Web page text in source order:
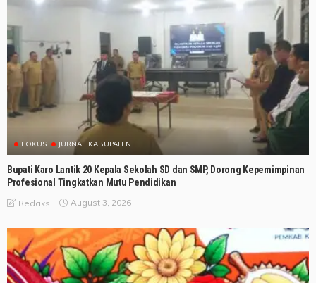
FOKUS JURNAL KABUPATEN
Bupati Karo Lantik 20 Kepala Sekolah SD dan SMP, Dorong Kepemimpinan
Profesional Tingkatkan Mutu Pendidikan
Redaksi August 3, 2026